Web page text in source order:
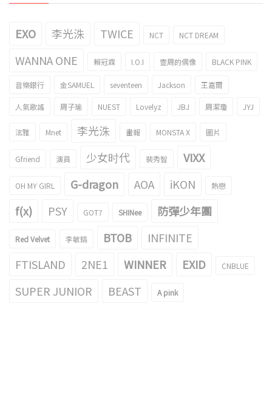
EXO 李光洙 TWICE NCT NCT DREAM
WANNA ONE 賴冠霖 I.O.I 壹周的偶像 BLACK PINK
音樂銀行 金SAMUEL seventeen Jackson 王嘉爾
人氣歌謠 周子瑜 NUEST Lovelyz JBJ 周潔瓊 JYJ
泫雅 Mnet 李光洙 畫報 MONSTA X 圖片
Gfriend 演員 少女时代 裴秀智 VIXX
OH MY GIRL G-dragon AOA iKON 熱戀
f(x) PSY GOT7 SHINee 防彈少年團
Red Velvet 李敏鎬 BTOB
INFINITE
FTISLAND
2NE1 WINNER EXID CNBLUE
SUPER JUNIOR BEAST A pink